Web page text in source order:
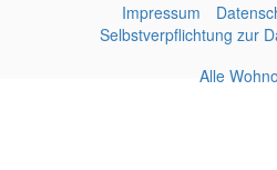
Impressum
Selbstverpflichtung zur
Alle